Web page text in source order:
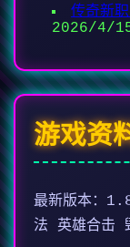
传奇新
2026/4/
游戏资
最新版本：
法 英雄合击